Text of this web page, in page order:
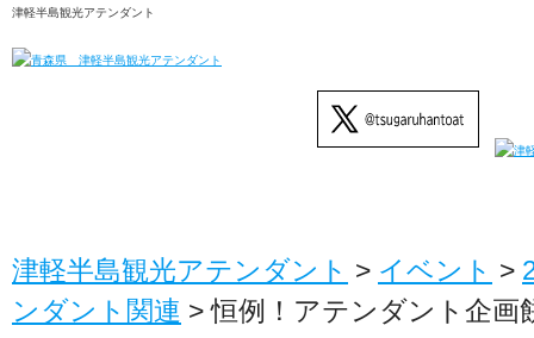
津軽半島観光アテンダント
津軽半島観光アテンダント > イベント >
ンダント関連 >恒例！アテンダント企画